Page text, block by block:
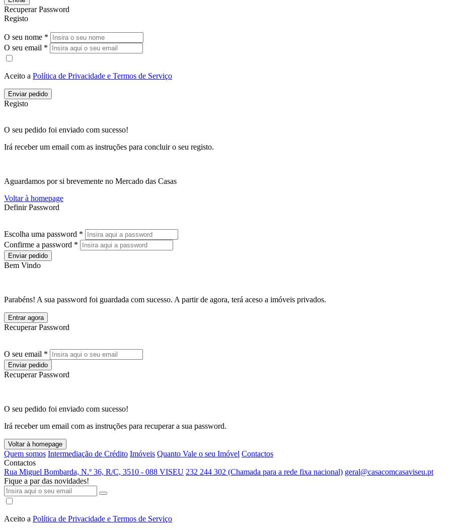
Recuperar Password
Registo
O seu nome *
O seu email *
Aceito a Política de Privacidade e Termos de Serviço
Enviar pedido
Registo
O seu pedido foi enviado com sucesso!
Irá receber um email com as instruções para concluir o seu registo.
Aguardamos por si brevemente no Mercado das Casas
Voltar à homepage
Definir Password
Escolha uma password *
Confirme a password *
Enviar pedido
Bem Vindo
Parabéns! A sua password foi guardada com sucesso. A partir de agora, terá aceso a imóveis privados.
Entrar agora
Recuperar Password
O seu email *
Enviar pedido
Recuperar Password
O seu pedido foi enviado com sucesso!
Irá receber um email com as instruções para recuperar a sua password.
Voltar à homepage
Quem somos Intermediação de Crédito Imóveis Quanto Vale o seu Imóvel Contactos
Contactos
Rua Miguel Bombarda, N.º 36, R/C, 3510 - 088 VISEU 232 244 302 (Chamada para a rede fixa nacional) geral@casacomcasaviseu.pt
Fique a par das novidades!
Aceito a Política de Privacidade e Termos de Serviço